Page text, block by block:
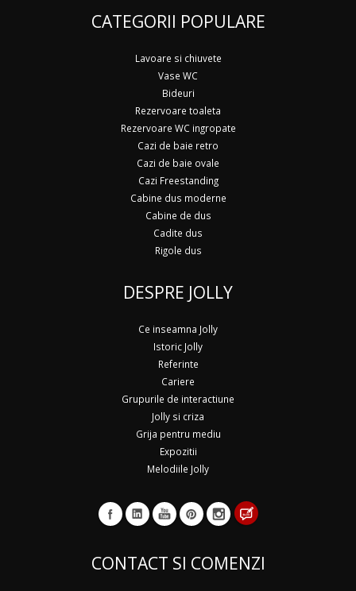
CATEGORII POPULARE
Lavoare si chiuvete
Vase WC
Bideuri
Rezervoare toaleta
Rezervoare WC ingropate
Cazi de baie retro
Cazi de baie ovale
Cazi Freestanding
Cabine dus moderne
Cabine de dus
Cadite dus
Rigole dus
DESPRE JOLLY
Ce inseamna Jolly
Istoric Jolly
Referinte
Cariere
Grupurile de interactiune
Jolly si criza
Grija pentru mediu
Expozitii
Melodiile Jolly
CONTACT SI COMENZI